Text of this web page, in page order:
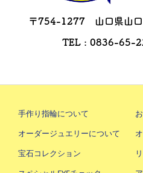
〒754-1277 山口県山
TEL : 0836-65-
手作り指輪について
オーダージュエリーについて
宝石コレクション